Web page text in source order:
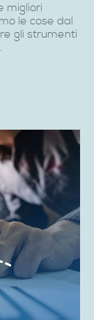
migliori
le cose dal
gli strumenti